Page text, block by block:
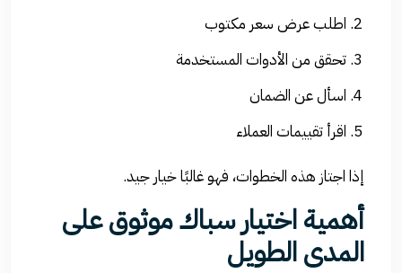
اطلب عرض سعر مكتوب
تحقق من الأدوات المستخدمة
اسأل عن الضمان
اقرأ تقييمات العملاء
إذا اجتاز هذه الخطوات، فهو غالبًا خيار جيد.
أهمية اختيار سباك موثوق على
المدى الطويل